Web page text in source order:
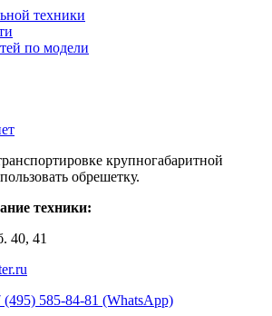
техники
по модели
крупногабаритной
обрешетку.
техники:
40, 41
(495) 585-84-81 (WhatsApp)